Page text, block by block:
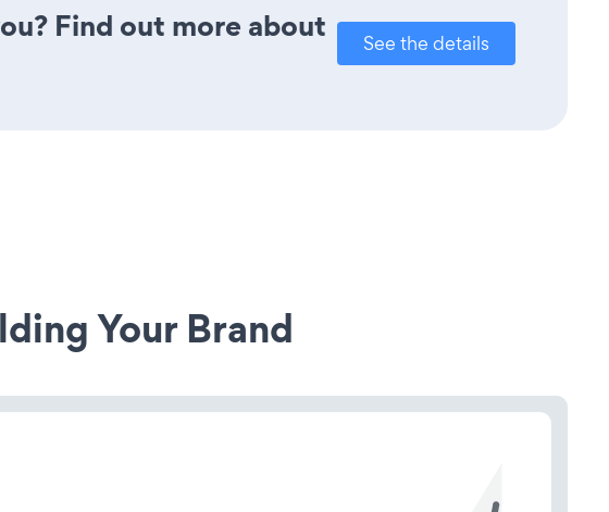
Find out more about
See the details
Your Brand